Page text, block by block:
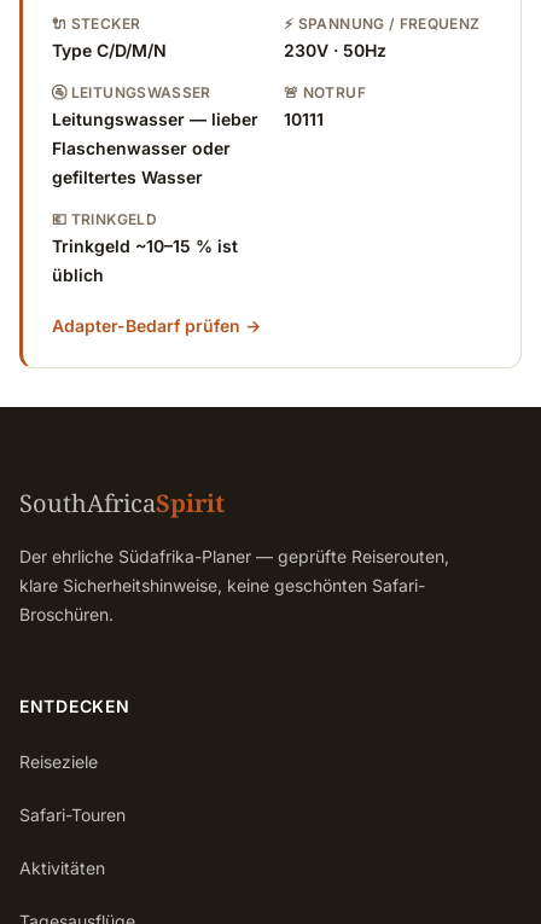
🔌 STECKER
Type C/D/M/N
⚡ SPANNUNG / FREQUENZ
230V · 50Hz
🚰 LEITUNGSWASSER
Leitungswasser — lieber
Flaschenwasser oder
gefiltertes Wasser
🚨 NOTRUF
10111
💶 TRINKGELD
Trinkgeld ~10–15 % ist
üblich
Adapter-Bedarf prüfen →
SouthAfricaSpirit
Der ehrliche Südafrika-Planer — geprüfte Reiserouten,
klare Sicherheitshinweise, keine geschönten Safari-
Broschüren.
ENTDECKEN
Reiseziele
Safari-Touren
Aktivitäten